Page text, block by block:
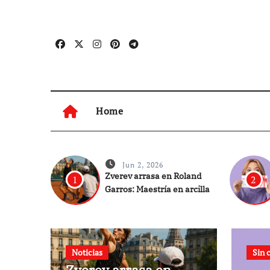
Home
1
Jun 2, 2026
Zverev arrasa en Roland
Garros: Maestría en arcilla
2
Noticias Sin